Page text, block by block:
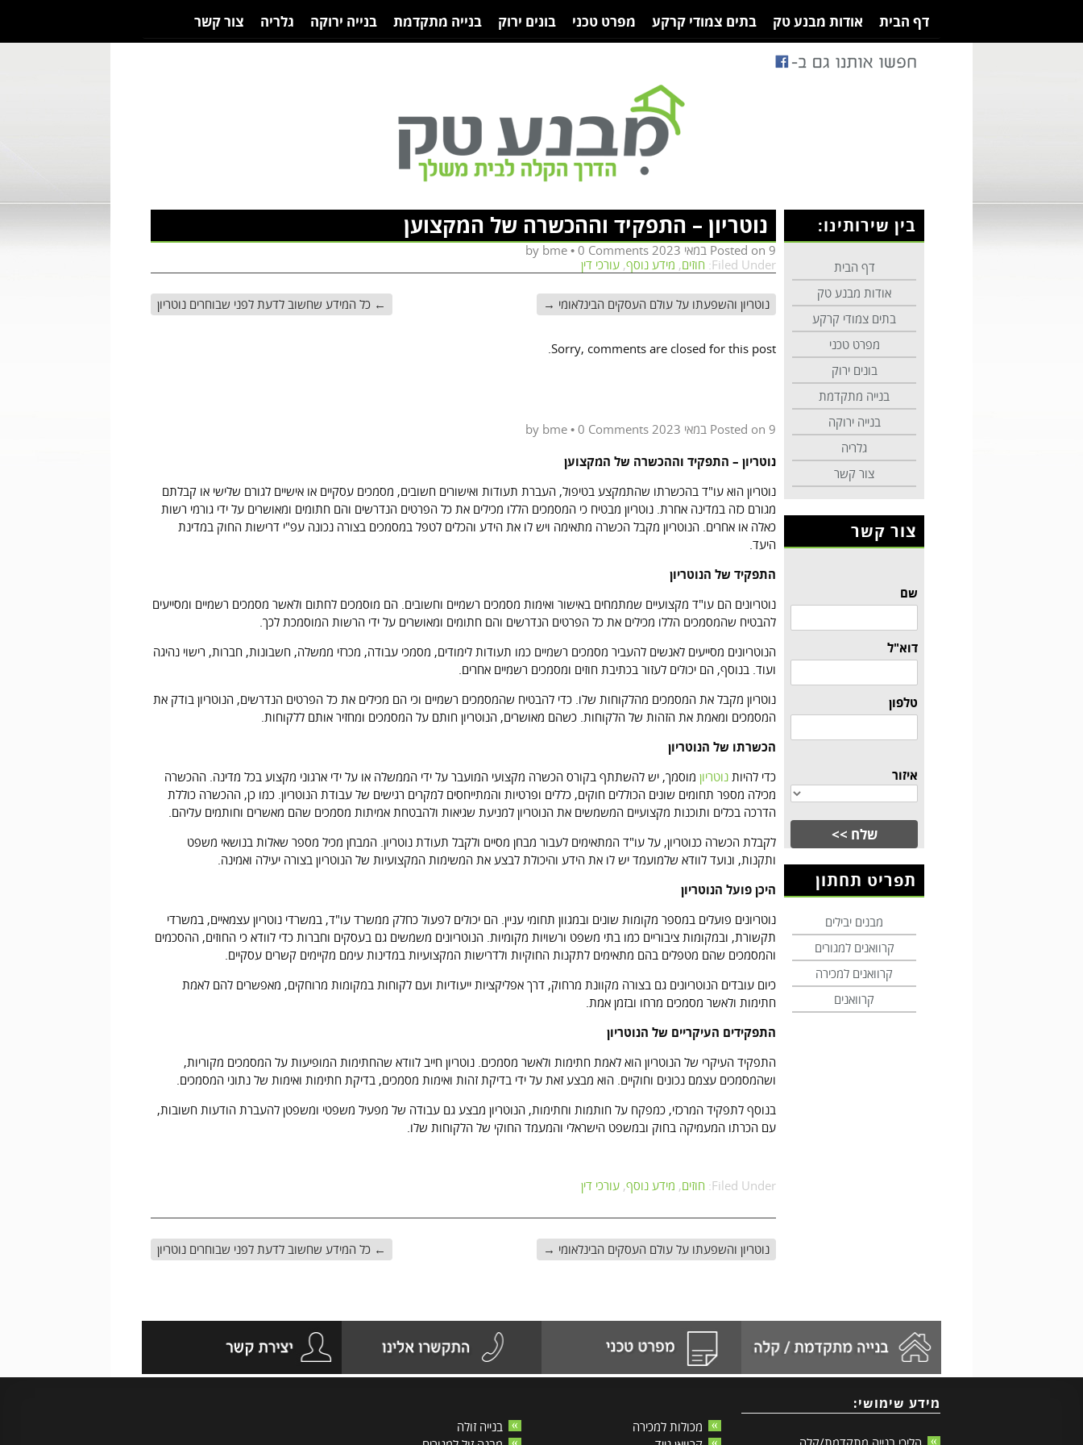
דף הבית אודות מבנע טק בתים צמודי קרקע מפרט טכני בונים ירוק בנייה מתקדמת בנייה ירוקה גלריה צור קשר
נוטריון – התפקיד וההכשרה של המקצוען
Posted on 9 במאי 2023 bme • 0 Comments
Filed Under: חוזים, מידע נוסף, עורכי דין
← כל המידע שחשוב לדעת לפני שבוחרים נוטריון נוטריון והשפעתו על עולם העסקים הבינלאומי →
Sorry, comments are closed for this post.
Posted on 9 במאי 2023 bme • 0 Comments
נוטריון – התפקיד וההכשרה של המקצוען
נוטריון הוא עו"ד בהכשרתו שהתמקצע בטיפול, העברת תעודות ואישורים חשובים, מסמכים עסקיים או אישיים לגורם שלישי או קבלתם
מגורם כזה במדינה אחרת. נוטריון מבטיח כי המסמכים הללו מכילים את כל הפרטים הנדרשים והם חתומים ומאושרים על ידי גורמי רשות
כאלה או אחרים. הנוטריון מקבל הכשרה מתאימה ויש לו את הידע והכלים לטפל במסמכים בצורה נכונה עפ"י דרישות החוק במדינת
היעד.
התפקיד של הנוטריון
נוטריונים הם עו"ד מקצועיים שמתמחים באישור ואימות מסמכים רשמיים וחשובים. הם מוסמכים לחתום ולאשר מסמכים רשמיים ומסייעים
להבטיח שהמסמכים הללו מכילים את כל הפרטים הנדרשים והם חתומים ומאושרים על ידי הרשות המוסמכת לכך.
הנוטריונים מסייעים לאנשים להעביר מסמכים רשמיים כמו תעודות לימודים, מסמכי עבודה, מכרזי ממשלה, חשבונות, חברות, רישוי נהיגה
ועוד. בנוסף, הם יכולים לעזור בכתיבת חוזים ומסמכים רשמיים אחרים.
נוטריון מקבל את המסמכים מהלקוחות שלו. כדי להבטיח שהמסמכים רשמיים וכי הם מכילים את כל הפרטים הנדרשים, הנוטריון בודק את
המסמכים ומאמת את הזהות של הלקוחות. כשהם מאושרים, הנוטריון חותם על המסמכים ומחזיר אותם ללקוחות.
הכשרתו של הנוטריון
כדי להיות נוטריון מוסמך, יש להשתתף בקורס הכשרה מקצועי המועבר על ידי הממשלה או על ידי ארגוני מקצוע בכל מדינה. ההכשרה
מכילה מספר תחומים שונים הכוללים חוקים, כללים ופרטיות והמתייחסים למקרים רגישים של עבודת הנוטריון. כמו כן, ההכשרה כוללת
הדרכה בכלים ותוכנות מקצועיים המשמשים את הנוטריון למניעת שגיאות ולהבטחת אמיתות מסמכים שהם מאשרים וחותמים עליהם.
לקבלת הכשרה כנוטריון, על עו"ד המתאימים לעבור מבחן מסיים ולקבל תעודת נוטריון. המבחן מכיל מספר שאלות בנושאי משפט
ותקנות, ונועד לוודא שלמועמד יש לו את הידע והיכולת לבצע את המשימות המקצועיות של הנוטריון בצורה יעילה ואמינה.
היכן פועל הנוטריון
נוטריונים פועלים במספר מקומות שונים ובמגוון תחומי עניין. הם יכולים לפעול כחלק ממשרד עו"ד, במשרדי נוטריון עצמאיים, במשרדי
תקשורת, ובמקומות ציבוריים כמו בתי משפט ורשויות מקומיות. הנוטריונים משמשים גם בעסקים וחברות כדי לוודא כי החוזים, ההסכמים
והמסמכים שהם מטפלים בהם מתאימים לתקנות החוקיות ולדרישות המקצועיות במדינות עימם מקיימים קשרים עסקיים.
כיום עובדים הנוטריונים גם בצורה מקוונת מרחוק, דרך אפליקציות ייעודיות ועם לקוחות במקומות מרוחקים, מאפשרים להם לאמת
חתימות ולאשר מסמכים מרחו ובזמן אמת.
התפקידים העיקריים של הנוטריון
התפקיד העיקרי של הנוטריון הוא לאמת חתימות ולאשר מסמכים. נוטריון חייב לוודא שהחתימות המופיעות על המסמכים מקוריות,
ושהמסמכים עצמם נכונים וחוקיים. הוא מבצע זאת על ידי בדיקת זהות ואימות מסמכים, בדיקת חתימות ואימות של נתוני המסמכים.
בנוסף לתפקיד המרכזי, כמפקח על חותמות וחתימות, הנוטריון מבצע גם עבודה של מפעיל משפטי ומשפטן להעברת הודעות חשובות,
עם הכרתו המעמיקה בחוק ובמשפט הישראלי והמעמד החוקי של הלקוחות שלו.
Filed Under: חוזים, מידע נוסף, עורכי דין
← כל המידע שחשוב לדעת לפני שבוחרים נוטריון נוטריון והשפעתו על עולם העסקים הבינלאומי →
בין שירותינו:
דף הבית
אודות מבנע טק
בתים צמודי קרקע
מפרט טכני
בונים ירוק
בנייה מתקדמת
בנייה ירוקה
גלריה
צור קשר
צור קשר
שם
דוא"ל
טלפון
איזור
תפריט תחתון
מבנים יבילים
קרוואנים למגורים
קרוואנים למכירה
קרוואנים
מידע שימושי:
מכולות למכירה
בנייה זולה